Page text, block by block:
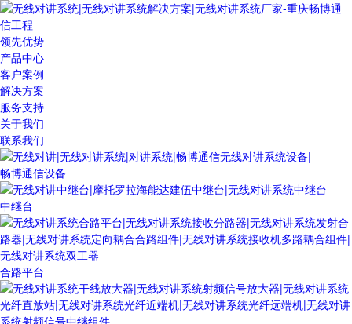
领先优势
产品中心
客户案例
解决方案
服务支持
关于我们
联系我们
畅博通信设备
中继台
合路平台